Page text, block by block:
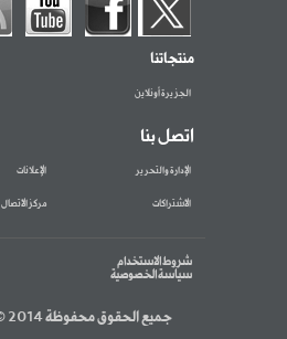
منتجاتنا
الجزيرة أونلاين
اتصل بنا
الإدارة والتحرير الإعلانات
الاشتراكات مركز الاتصال
شروط الاستخدام
سياسة الخصوصية
جميع الحقوق محفوظة 2014 © الجزيرة